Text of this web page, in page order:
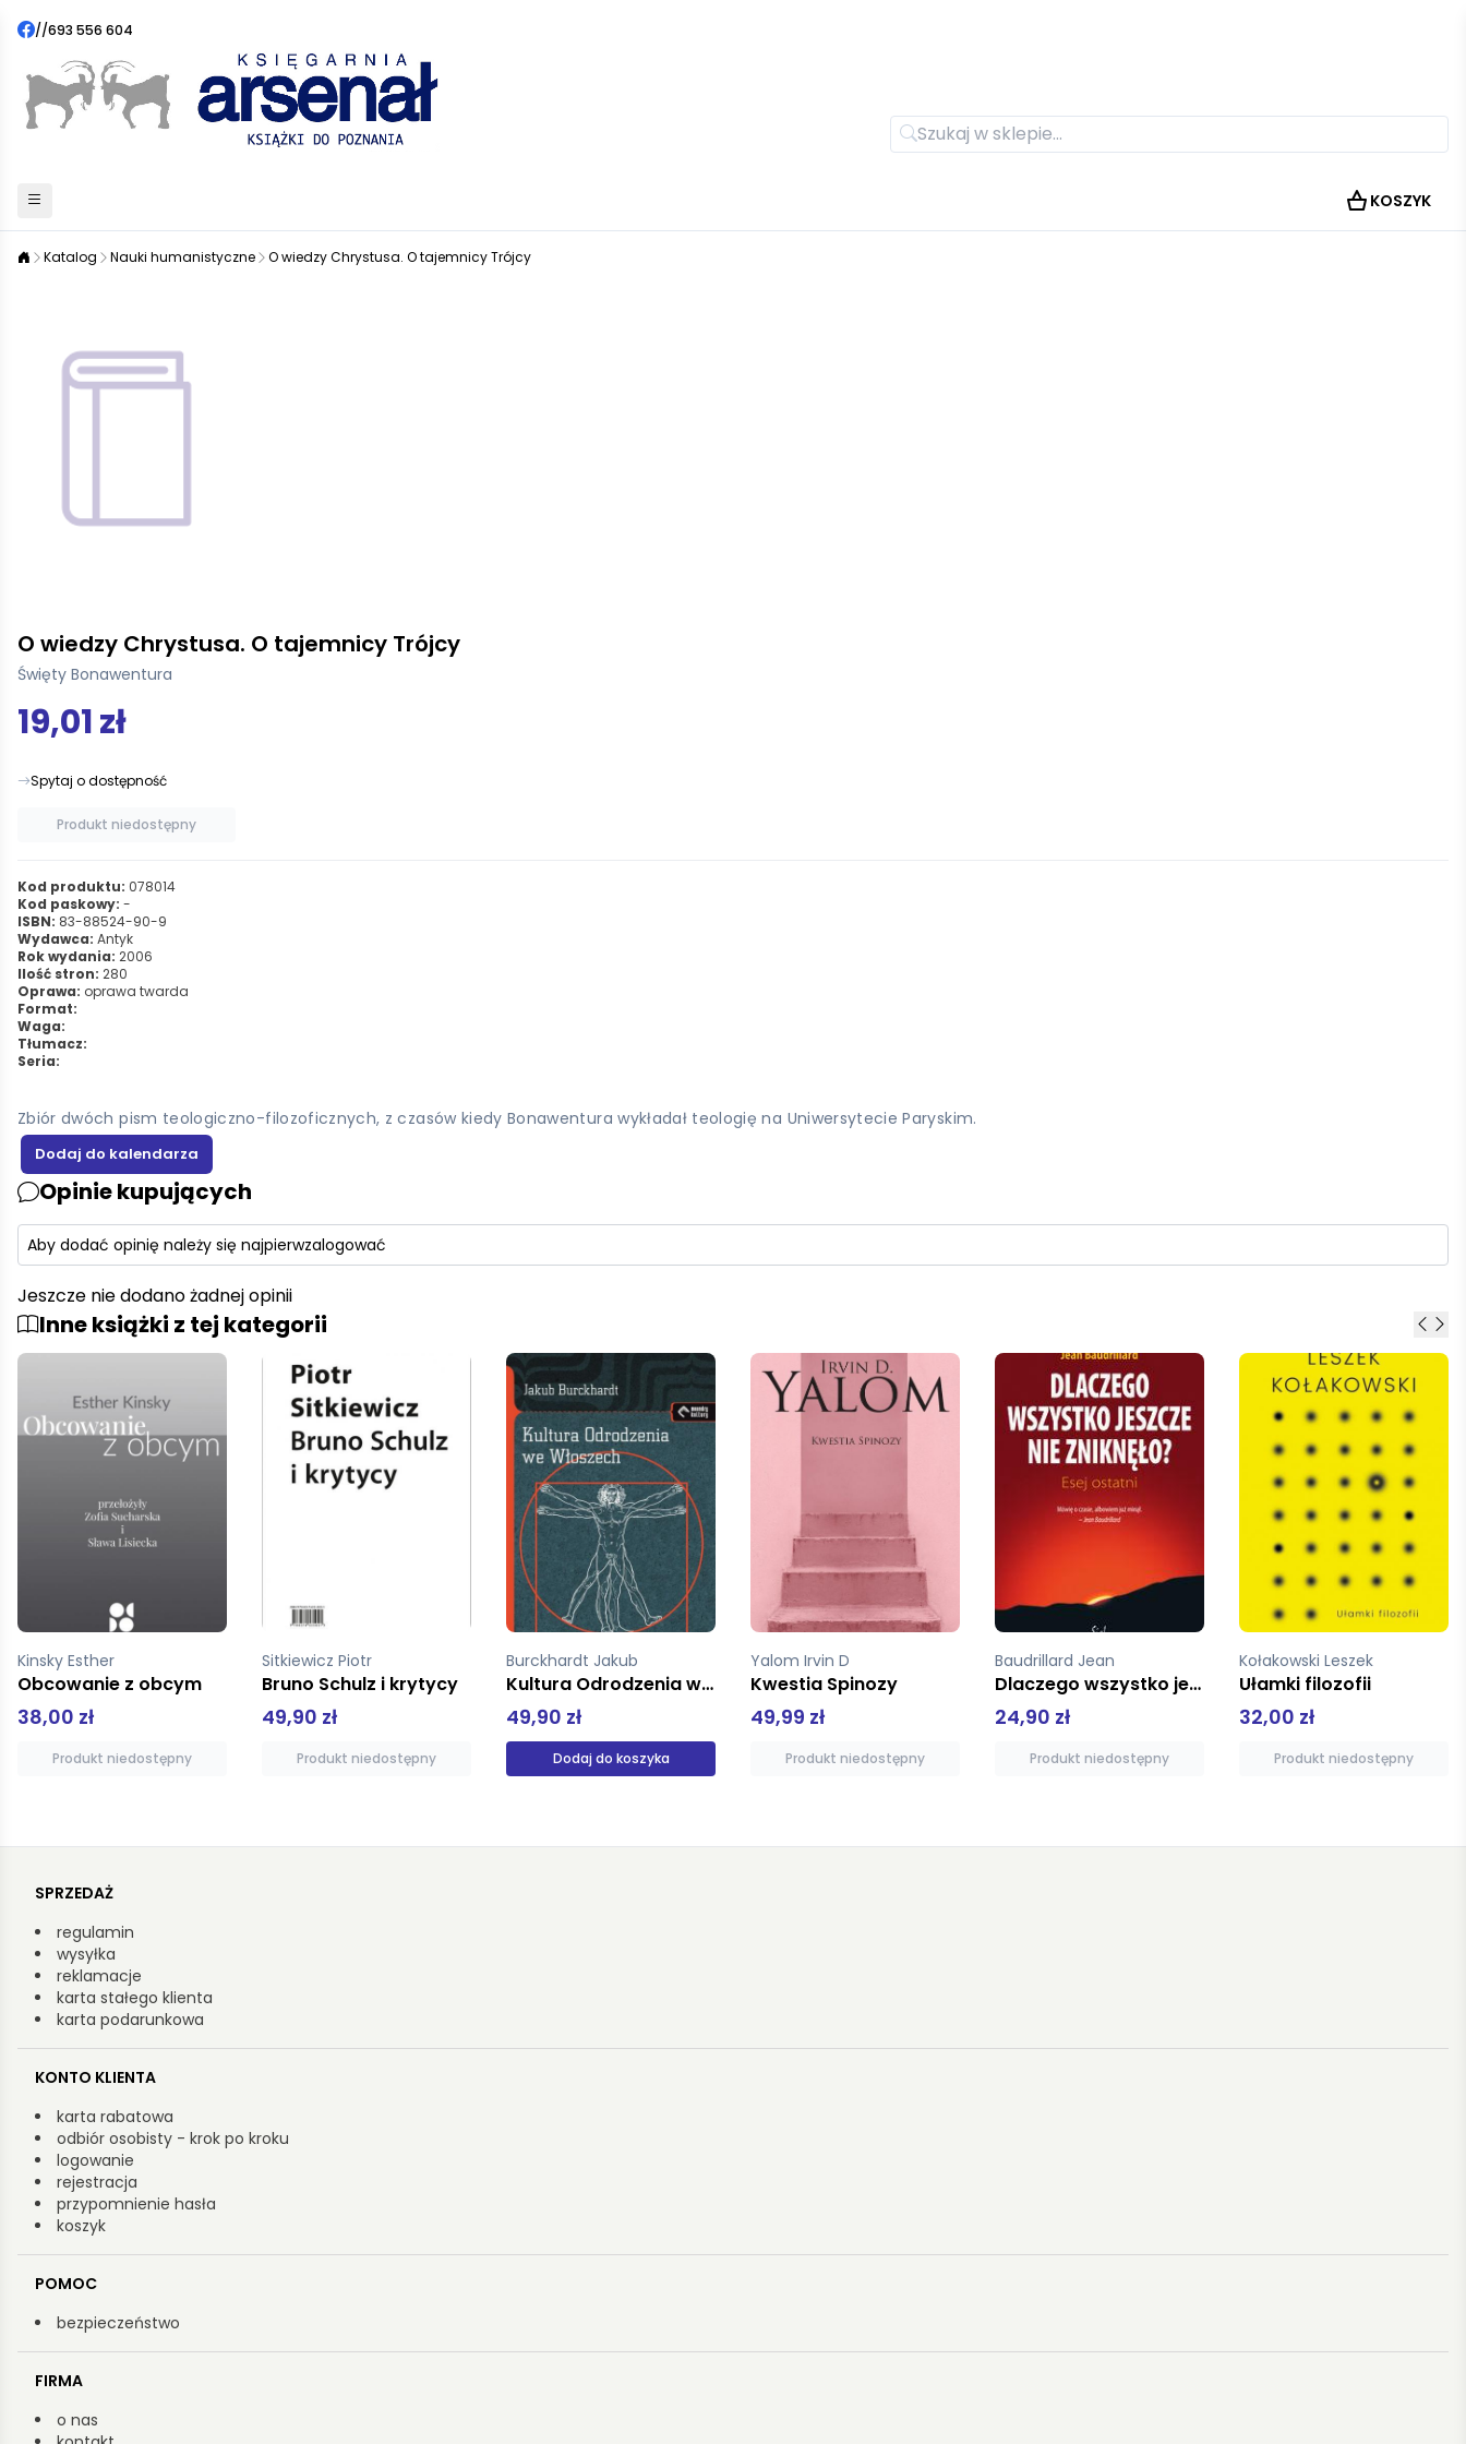
//693 556 604
KOSZYK
Katalog Nauki humanistyczne O wiedzy Chrystusa. O tajemnicy Trójcy
O wiedzy Chrystusa. O tajemnicy Trójcy
Święty Bonawentura
19,01 zł
Spytaj o dostępność
Produkt niedostępny
Kod produktu: 078014
Kod paskowy: -
ISBN: 83-88524-90-9
Wydawca: Antyk
Rok wydania: 2006
Ilość stron: 280
Oprawa: oprawa twarda
Format:
Waga:
Tłumacz:
Seria:
Zbiór dwóch pism teologiczno-filozoficznych, z czasów kiedy Bonawentura wykładał teologię na Uniwersytecie Paryskim.
Opinie kupujących
Aby dodać opinię należy się najpierwzalogować
Jeszcze nie dodano żadnej opinii
Inne książki z tej kategorii
Sitkiewicz Piotr
Bruno Schulz i krytycy
49,90 zł
Produkt niedostępny
Burckhardt Jakub
49,90 zł
Dodaj do koszyka
Yalom Irvin D
Kwestia Spinozy
49,99 zł
Produkt niedostępny
Baudrillard Jean
24,90 zł
Produkt niedostępny
Kołakowski Leszek
Ułamki filozofii
32,00 zł
Produkt niedostępny
Moralność
35,00 zł
Produkt niedostępny
SPRZEDAŻ
regulamin
wysyłka
reklamacje
karta stałego klienta
karta podarunkowa
KONTO KLIENTA
karta rabatowa
odbiór osobisty - krok po kroku
logowanie
rejestracja
przypomnienie hasła
koszyk
POMOC
bezpieczeństwo
FIRMA
o nas